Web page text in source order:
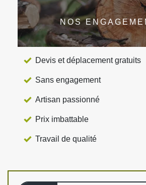
NOS
Devis et déplacement gratuits
Sans engagement
Artisan passionné
Prix imbattable
Travail de qualité